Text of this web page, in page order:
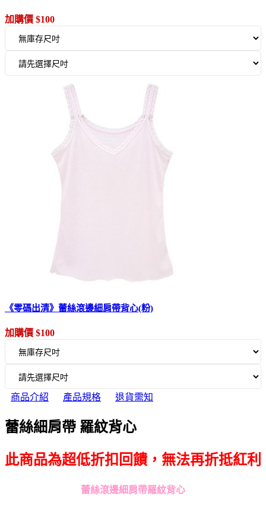
加購價 $100
《零碼出清》蕾絲滾邊細肩帶背心(粉)
加購價 $100
商品介紹 產品規格 退貨需知
蕾絲細肩帶 羅紋背心
此商品為超低折扣回饋，無法再折抵紅利
蕾絲滾邊細肩帶羅紋背心